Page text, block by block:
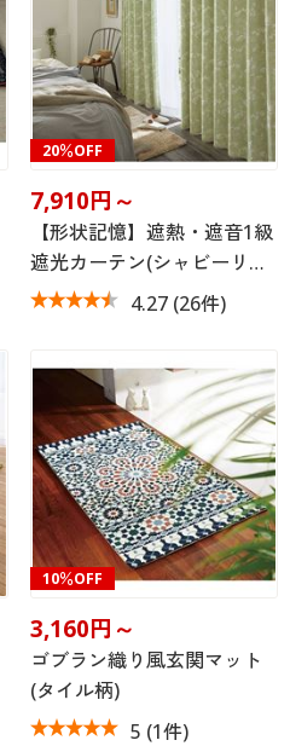
20％OFF
7,910円～
【形状記憶】遮熱・遮音1級
遮光カーテン(シャビーリ…
4.27(26件)
10％OFF
3,160円～
ゴブラン織り風玄関マット
(タイル柄)
5 (1件)